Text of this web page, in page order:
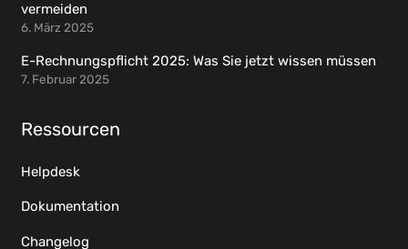
vermeiden
6. März 2025
E-Rechnungspflicht 2025: Was Sie jetzt wissen müssen
7. Februar 2025
Ressourcen
Helpdesk
Dokumentation
Changelog